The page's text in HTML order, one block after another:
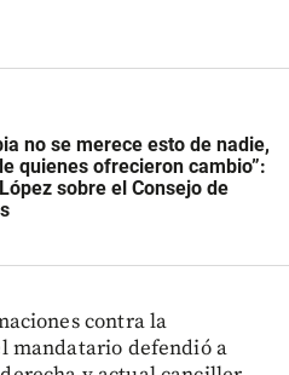
no se merece esto de nadie,
quienes ofrecieron cambio”:
sobre el Consejo de
contra la
mandatario defendió a